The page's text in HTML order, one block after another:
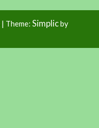
| Theme: Simplicby